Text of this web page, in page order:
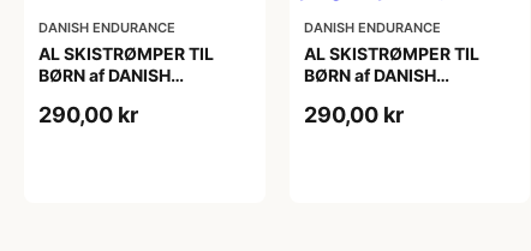
DANISH ENDURANCE
AL SKISTRØMPER TIL
BØRN af DANISH
35-38
290,00 kr
DANISH ENDURANCE
AL SKISTRØMPER TIL
BØRN af DANISH
Lysegrå/Lyserød, 35-38
290,00 kr